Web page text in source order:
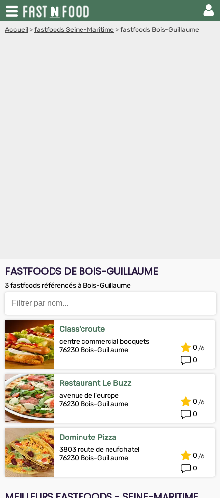
Accueil >fastfoods Seine-Maritime >fastfoods Bois-Guillaume
FASTFOODS DE BOIS-GUILLAUME
3 fastfoods référencés à Bois-Guillaume
Class'croute
centre commercial bocquets
76230 Bois-Guillaume
0
0
Restaurant Le Buzz
avenue de l'europe
76230 Bois-Guillaume
0
0
Dominute Pizza
3803 route de neufchatel
76230 Bois-Guillaume
0
0